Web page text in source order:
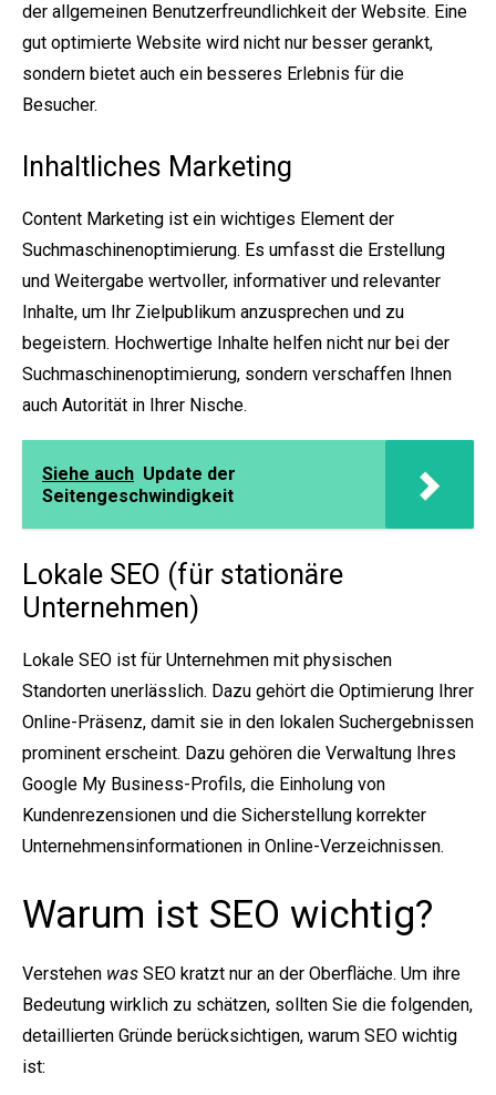
der allgemeinen Benutzerfreundlichkeit der Website. Eine
gut optimierte Website wird nicht nur besser gerankt,
sondern bietet auch ein besseres Erlebnis für die
Besucher.
Inhaltliches Marketing
Content Marketing ist ein wichtiges Element der
Suchmaschinenoptimierung. Es umfasst die Erstellung
und Weitergabe wertvoller, informativer und relevanter
Inhalte, um Ihr Zielpublikum anzusprechen und zu
begeistern. Hochwertige Inhalte helfen nicht nur bei der
Suchmaschinenoptimierung, sondern verschaffen Ihnen
auch Autorität in Ihrer Nische.
Siehe auch Update der
Seitengeschwindigkeit
Lokale SEO (für stationäre
Unternehmen)
Lokale SEO ist für Unternehmen mit physischen
Standorten unerlässlich. Dazu gehört die Optimierung Ihrer
Online-Präsenz, damit sie in den lokalen Suchergebnissen
prominent erscheint. Dazu gehören die Verwaltung Ihres
Google My Business-Profils, die Einholung von
Kundenrezensionen und die Sicherstellung korrekter
Unternehmensinformationen in Online-Verzeichnissen.
Warum ist SEO wichtig?
Verstehen was SEO kratzt nur an der Oberfläche. Um ihre
Bedeutung wirklich zu schätzen, sollten Sie die folgenden,
detaillierten Gründe berücksichtigen, warum SEO wichtig
ist: